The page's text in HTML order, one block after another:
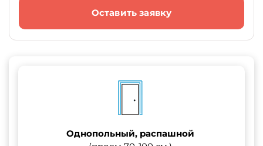
Оставить заявку
Однопольный, распашной